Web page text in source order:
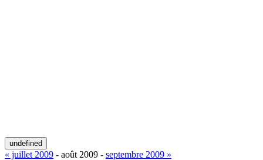
undefined
« juillet 2009 - août 2009 - septembre 2009 »